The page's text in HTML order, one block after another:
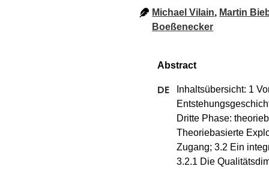
Michael Vilain, Martin
Boeßenecker
Inhaltsübersicht: 1
Dritte Phase:
Theoriebasierte
Zugang; 3.2 Ein
3.2.1 Die